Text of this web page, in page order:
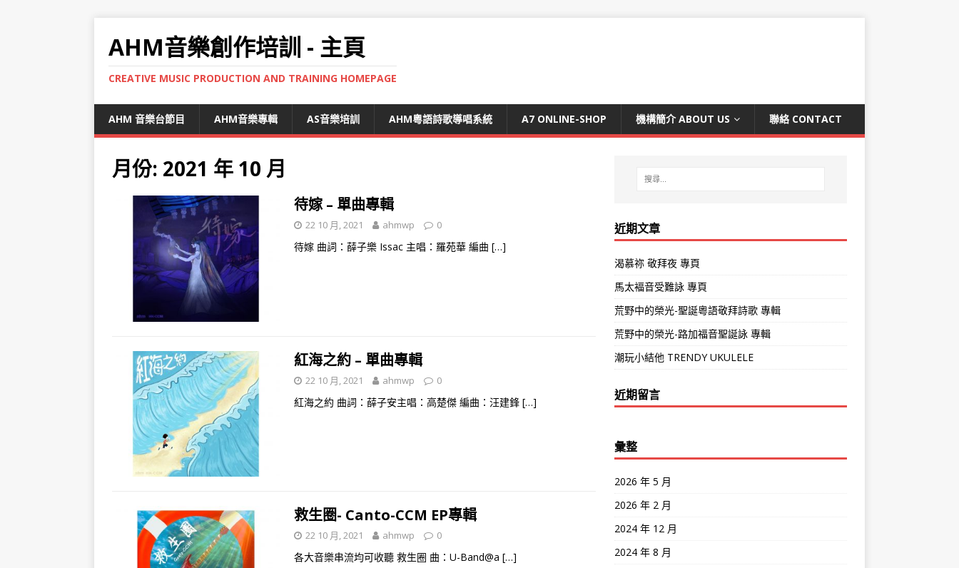
AHM音樂創作培訓 - 主頁
CREATIVE MUSIC PRODUCTION AND TRAINING HOMEPAGE
AHM 音樂台節目 AHM音樂專輯 AS音樂培訓 AHM粵語詩歌導唱系統 A7 ONLINE-SHOP 機構簡介 ABOUT US 聯絡 CONTACT
月份: 2021 年 10 月
待嫁 – 單曲專輯
22 10 月, 2021 ahmwp 0
待嫁 曲詞：薛子樂 Issac 主唱：羅苑華 編曲 […]
紅海之約 – 單曲專輯
22 10 月, 2021 ahmwp 0
紅海之約 曲詞：薛子安主唱：高楚傑 編曲：汪建鋒 […]
救生圈- Canto-CCM EP專輯
22 10 月, 2021 ahmwp 0
各大音樂串流均可收聽 救生圈 曲：U-Band@a […]
近期文章
渴慕祢 敬拜夜 專頁
馬太褔音受難詠 專頁
荒野中的榮光-聖誕粵語敬拜詩歌 專輯
荒野中的榮光-路加福音聖誕詠 專輯
潮玩小結他 TRENDY UKULELE
近期留言
彙整
2026 年 5 月
2026 年 2 月
2024 年 12 月
2024 年 8 月